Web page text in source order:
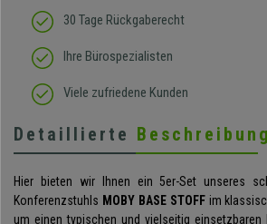
30 Tage Rückgaberecht
Ihre Bürospezialisten
Viele zufriedene Kunden
Detaillierte Beschreibung
Hier bieten wir Ihnen ein 5er-Set unseres
Konferenzstuhls MOBY BASE STOFFim
um einen typischen und vielseitig einsetzbaren